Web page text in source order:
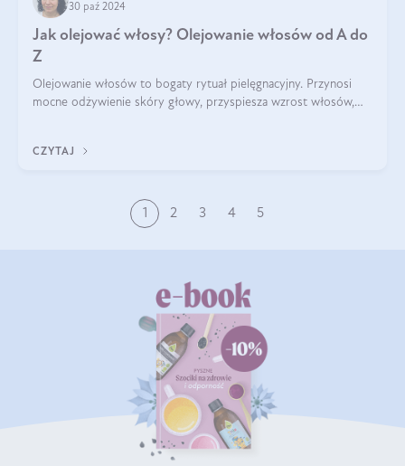
30 paź 2024
Jak olejować włosy? Olejowanie włosów od A do
Z
Olejowanie włosów to bogaty rytuał pielęgnacyjny. Przynosi
mocne odżywienie skóry głowy, przyspiesza wzrost włosów,
CZYTAJ
1 2 3 4 5